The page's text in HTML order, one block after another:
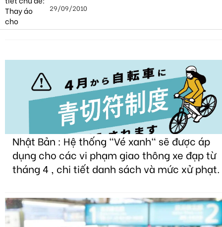
29/09/2010
Nhật Bản : Hệ thống "Vé xanh" sẽ được áp
dụng cho các vi phạm giao thông xe đạp từ
tháng 4 , chi tiết danh sách và mức xử phạt.